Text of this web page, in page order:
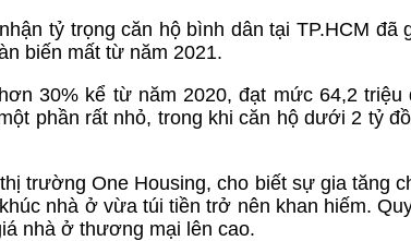
tỷ trọng căn hộ bình dân tại TP.HCM đã
biến mất từ năm 2021.
30% kể từ năm 2020, đạt mức 64,2 triệu
phần rất nhỏ, trong khi căn hộ dưới 2 tỷ
trường One Housing, cho biết sự gia tăng
nhà ở vừa túi tiền trở nên khan hiếm.
nhà ở thương mại lên cao.